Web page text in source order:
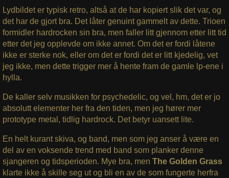
Lydbildet er typisk retro, altså at de har kopiert slik det var, og
det har de gjort bra. Det låter genuint gammelt av dette. Trioen
formidler hardrocken sin bra, men faller litt gjennom etter litt tid
etter det jeg opplevde om ikke annet. Om det er fordi låtene
ikke er sterke nok, eller om det er fordi det er litt kjedelig, vet
jeg ikke, men dette trigger mer å hente fram de gamle lp-ene i
hylla.
De kaller selv musikken for psychedelic, og vel, hm, det er jo
absolutt elementer her fra den tiden, men jeg hører mer
prototype metal, tidlig hardrock. Det betyr uansett lite.
En helt kurant skiva, og band, men som jeg anser å være en
del av en voksende trend med band som planker denne
sjangeren og tidsperioden. Mye bra, men The Golden Grass
klarte ikke å skille seg ut og bli en av de som fungerte herfra